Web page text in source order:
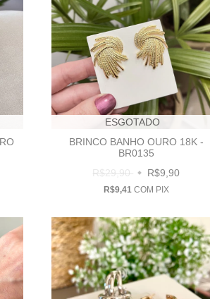
ESGOTADO
BRINCO BANHO OURO 18K -
BR0135
R$29,90
R$9,90
R$9,41 COM PIX